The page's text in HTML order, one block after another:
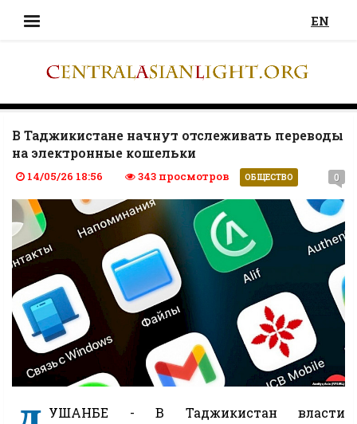
EN
В Таджикистане начнут отслеживать переводы
на электронные кошельки
14/05/26 18:56 343 просмотров ОБЩЕСТВО 0
УШАНБЕ - В Таджикистан власти